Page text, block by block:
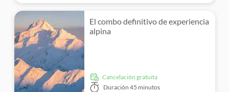
El combo definitivo de experiencia
alpina
cancelación gratuita
Duración 45 minutos